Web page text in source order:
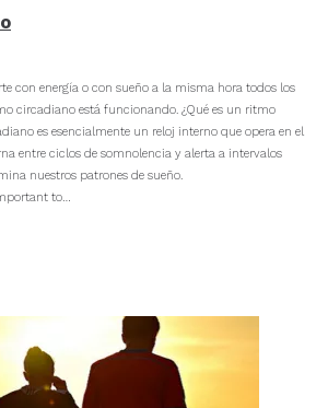
con energía o con sueño a la misma hora todos los
circadiano está funcionando. ¿Qué es un ritmo
es esencialmente un reloj interno que opera en el
entre ciclos de somnolencia y alerta a intervalos
nuestros patrones de sueño.
to…